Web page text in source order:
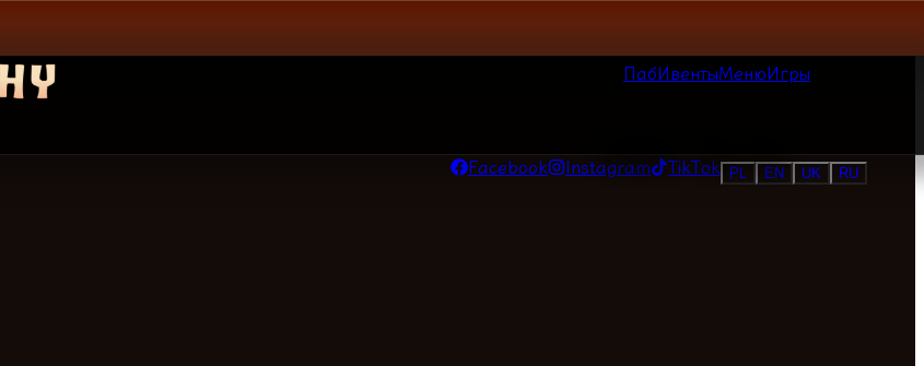
Facebook Instagram TikTok PL EN UK RU
ПабИвентыМенюИгры